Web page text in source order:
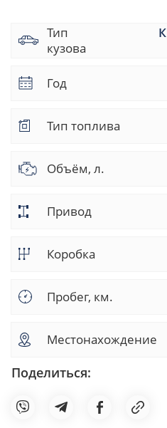
Тип
кузова
Год
Тип топлива
Объём, л.
Привод
Коробка
Пробег, км.
Местонахождение
Поделиться: